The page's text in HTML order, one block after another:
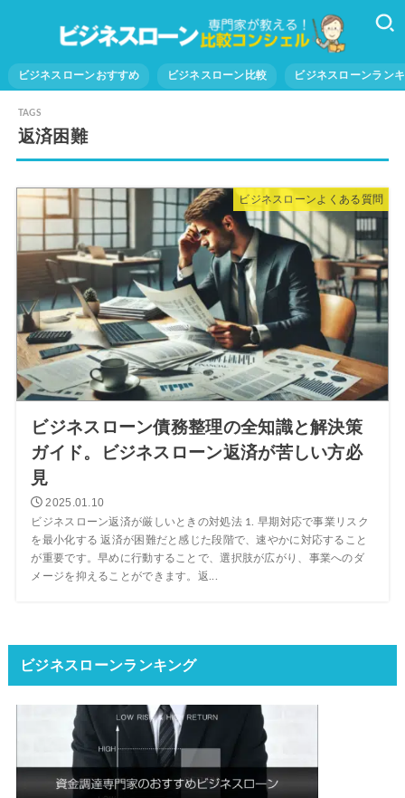
ビジネスローンおすすめ ビジネスローン比較 ビジネスローンラン
返済困難
ビジネスローンよくある質問
ビジネスローン債務整理の全知識と解決策
ガイド。ビジネスローン返済が苦しい方必
見
2025.01.10
ビジネスローン返済が厳しいときの対処法 1. 早期対応で事業リスク
を最小化する 返済が困難だと感じた段階で、速やかに対応すること
が重要です。早めに行動することで、選択肢が広がり、事業へのダ
メージを抑えることができます。返...
ビジネスローンランキング